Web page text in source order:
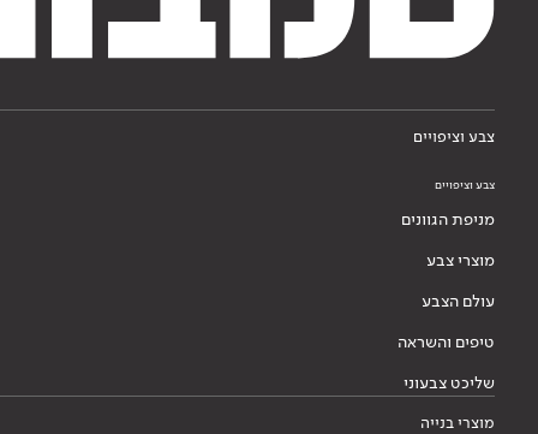
צבע וציפויים
צבע וציפויים
מניפת הגוונים
מוצרי צבע
עולם הצבע
טיפים והשראה
שליכט צבעוני
מוצרי בנייה